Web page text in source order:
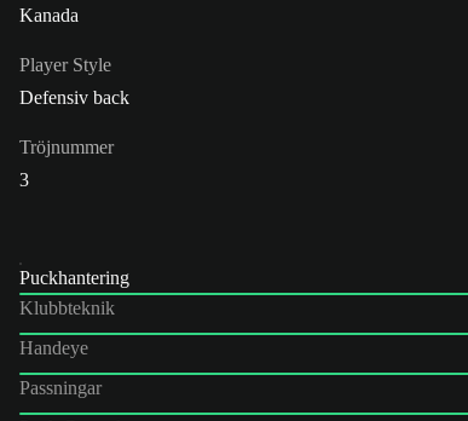
Kanada
Player Style
Defensiv back
Tröjnummer
3
Puckhantering
Klubbteknik
Handeye
Passningar